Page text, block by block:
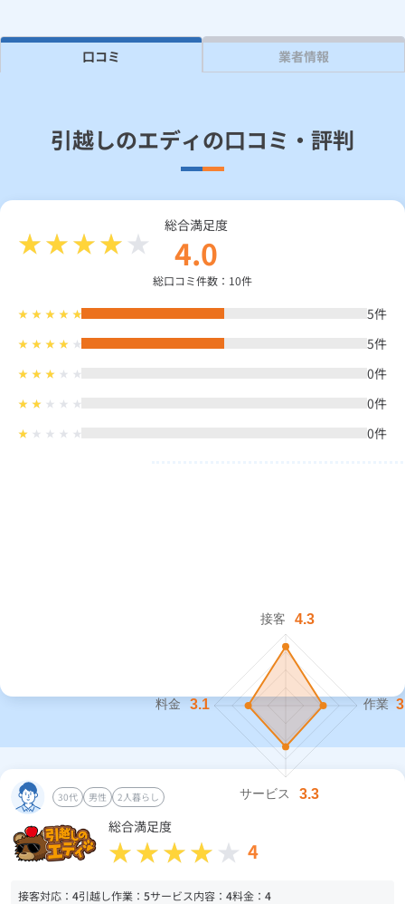
Daigasコラム
口コミ 業者情報
引越しのエディの口コミ・評判
総合満足度
4.0
総口コミ件数：10件
5件
5件
0件
0件
0件
30代 男性 2人暮らし
総合満足度
4
接客対応： 4引越し作業： 5サービス内容： 4料金： 4